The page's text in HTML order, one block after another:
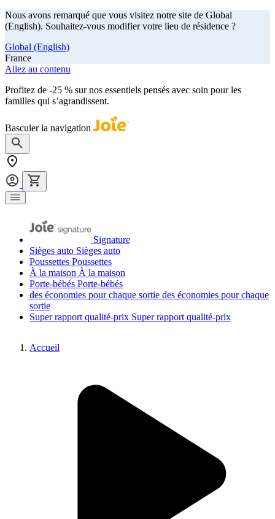
Nous avons remarqué que vous visitez notre site de Global
(English). Souhaitez-vous modifier votre lieu de résidence ?
Global (English)
France
Allez au contenu
Profitez de -25 % sur nos essentiels pensés avec soin pour les
familles qui s’agrandissent.
Basculer la navigation
Signature
Sièges auto Sièges auto
Poussettes Poussettes
À la maison À la maison
Porte-bébés Porte-bébés
des économies pour chaque sortie des économies pour chaque
sortie
Super rapport qualité-prix Super rapport qualité-prix
Accueil